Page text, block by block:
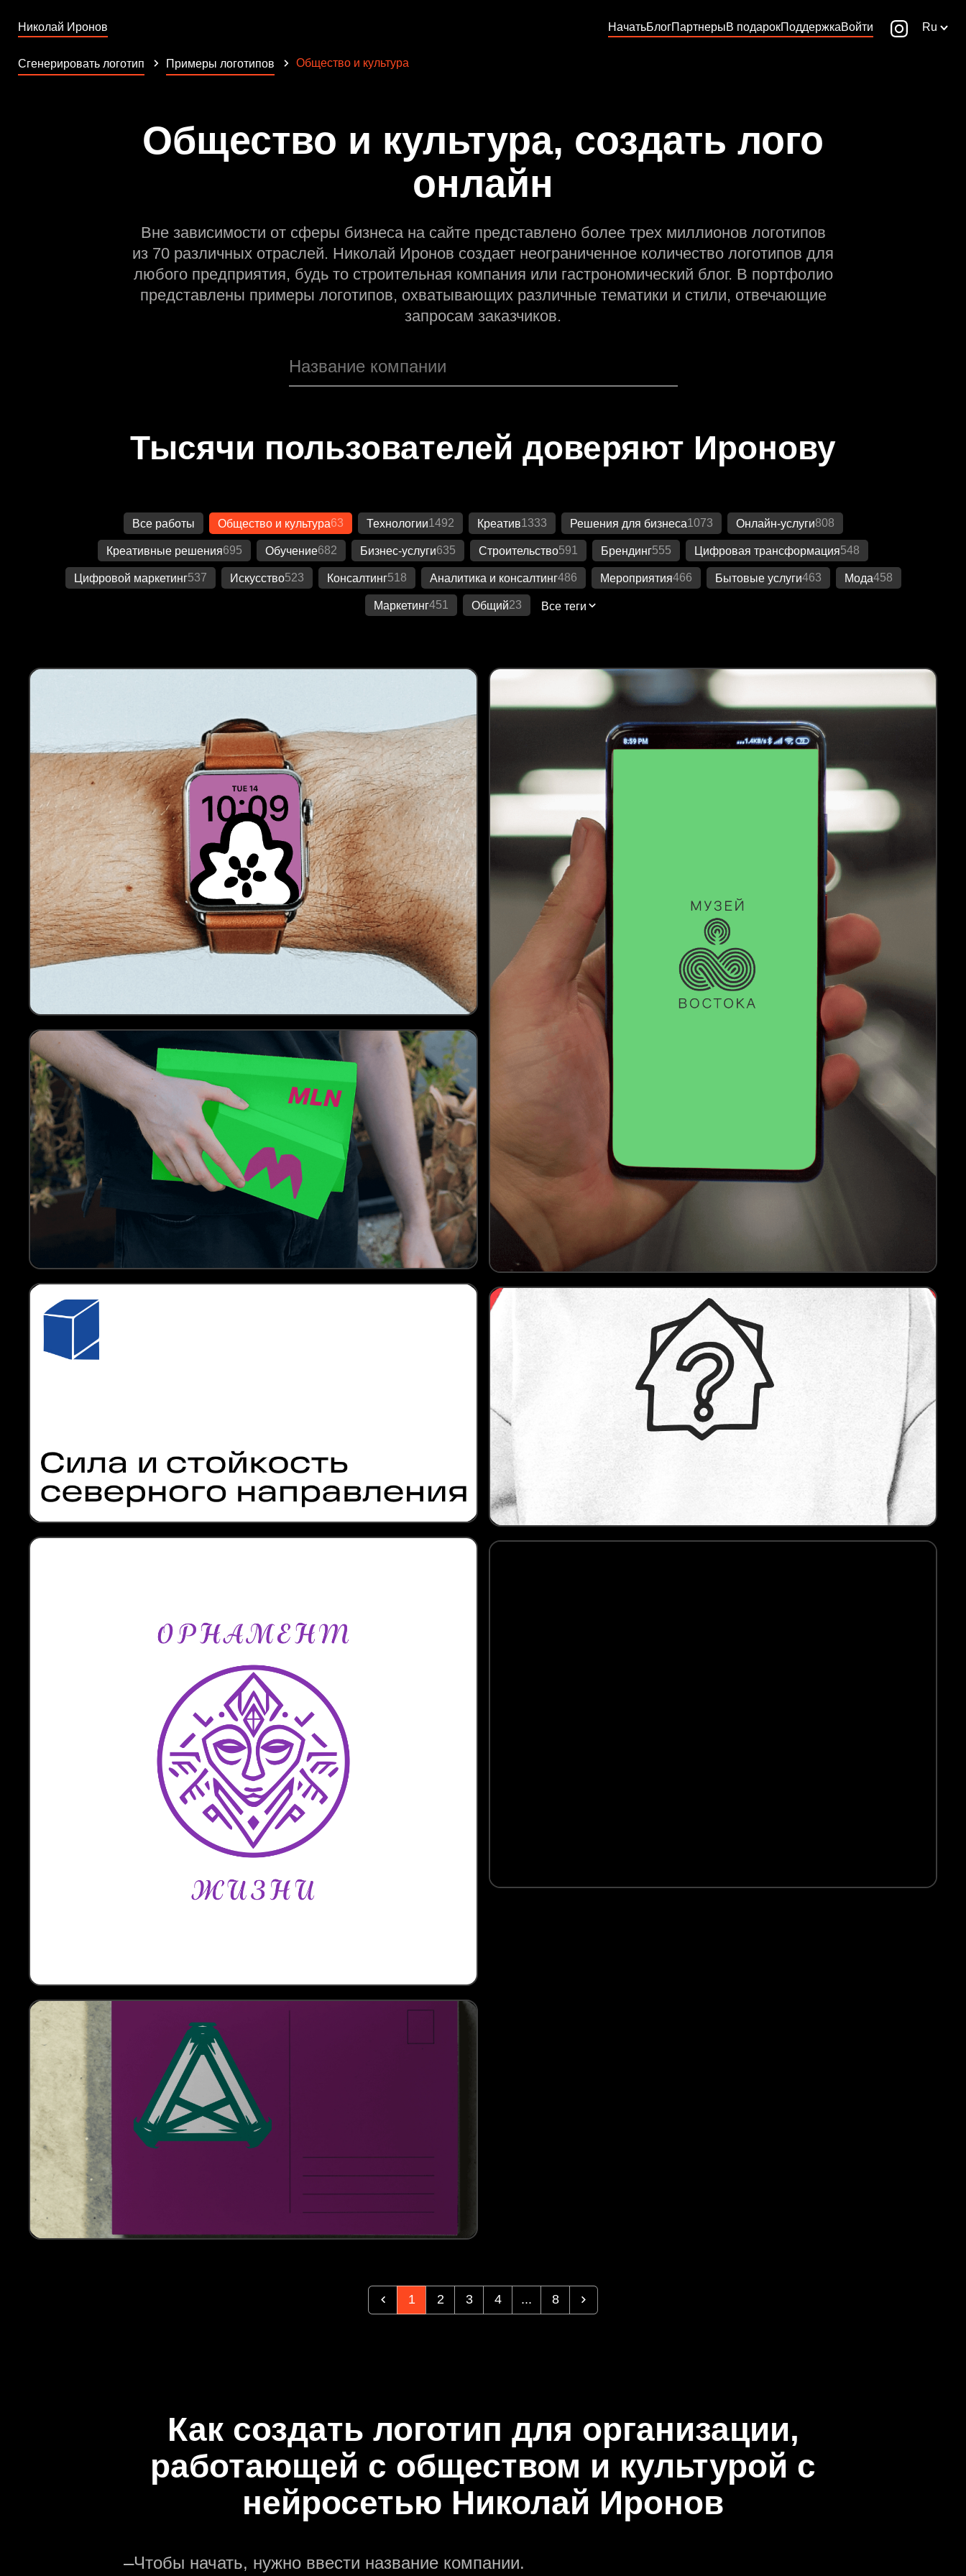
Николай Иронов НачатьБлогПартнерыВ подарокПоддержкаВойти Ru
Сгенерировать логотип Примеры логотипов Общество и культура
Общество и культура, создать лого
онлайн
Вне зависимости от сферы бизнеса на сайте представлено более трех миллионов логотипов
из 70 различных отраслей. Николай Иронов создает неограниченное количество логотипов для
любого предприятия, будь то строительная компания или гастрономический блог. В портфолио
представлены примеры логотипов, охватывающих различные тематики и стили, отвечающие
запросам заказчиков.
Тысячи пользователей доверяют Иронову
Все работы Общество и культура63 Технологии1492 Креатив1333 Решения для бизнеса1073 Онлайн-услуги808
Креативные решения695 Обучение682 Бизнес-услуги635 Строительство591 Брендинг555 Цифровая трансформация548
Цифровой маркетинг537 Искусство523 Консалтинг518 Аналитика и консалтинг486 Мероприятия466 Бытовые услуги463 Мода458
Маркетинг451 Общий23 Все теги
1 2 3 4 ... 8
Как создать логотип для организации,
работающей с обществом и культурой с
нейросетью Николай Иронов
—Чтобы начать, нужно ввести название компании.